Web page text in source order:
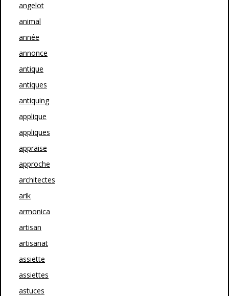
angelot
animal
année
annonce
antique
antiques
antiquing
applique
appliques
appraise
approche
architectes
arik
armonica
artisan
artisanat
assiette
assiettes
astuces